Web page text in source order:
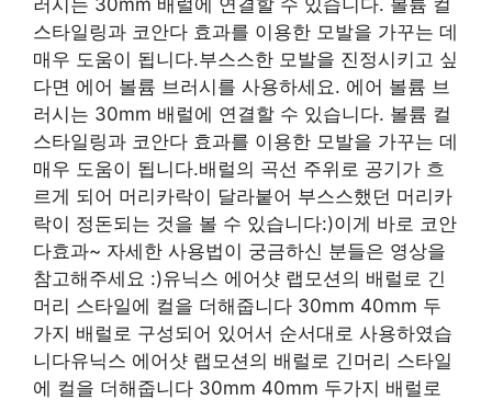
스타일링과 코안다 효과를 이용한 모발을 가꾸는 데
매우 도움이 됩니다.부스스한 모발을 진정시키고 싶
다면 에어 볼륨 브러시를 사용하세요. 에어 볼륨 브
러시는 30mm 배럴에 연결할 수 있습니다. 볼륨 컬
스타일링과 코안다 효과를 이용한 모발을 가꾸는 데
매우 도움이 됩니다.배럴의 곡선 주위로 공기가 흐
르게 되어 머리카락이 달라붙어 부스스했던 머리카
락이 정돈되는 것을 볼 수 있습니다:)이게 바로 코안
다효과~ 자세한 사용법이 궁금하신 분들은 영상을
참고해주세요 :)유닉스 에어샷 랩모션의 배럴로 긴
머리 스타일에 컬을 더해줍니다 30mm 40mm 두
가지 배럴로 구성되어 있어서 순서대로 사용하였습
니다유닉스 에어샷 랩모션의 배럴로 긴머리 스타일
에 컬을 더해줍니다 30mm 40mm 두가지 배럴로